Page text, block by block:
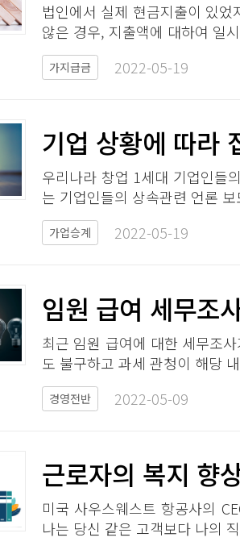
법인에서 실제 현금지출이 있
않은 경우, 지출액에 대하여 일
가지급금 2022-05-19​
기업 상황에 따라
우리나라 창업 1세대 기업인들
는 기업인들의 상속관련 언론
가업승계 2022-05-19​
임원 급여 세무조
최근 임원 급여에 대한 세무조
도 불구하고 과세 관청이 해당
경영전반 2022-05-09​
근로자의 복지 향
미국 사우스웨스트 항공사의
나는 당신 같은 고객보다 나의